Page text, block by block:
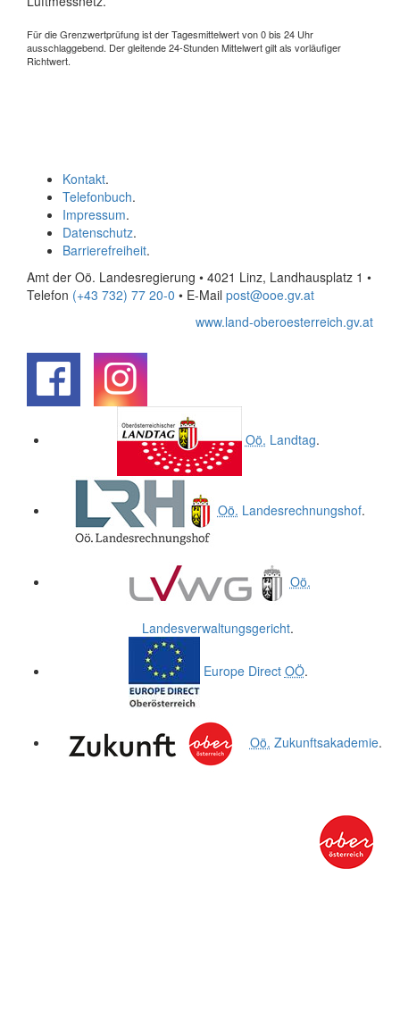
Für die Grenzwertprüfung ist der Tagesmittelwert von 0 bis 24 Uhr
ausschlaggebend. Der gleitende 24-Stunden Mittelwert gilt als vorläufiger
Richtwert.
Kontakt.
Telefonbuch.
Impressum.
Datenschutz.
Barrierefreiheit.
Amt der Oö. Landesregierung • 4021 Linz, Landhausplatz 1 •
Telefon (+43 732) 77 20-0 • E-Mail post@ooe.gv.at
www.land-oberoesterreich.gv.at
Oö. Landtag.
Oö. Landesrechnungshof.
Oö.
Landesverwaltungsgericht.
Europe Direct OÖ.
Oö. Zukunftsakademie.